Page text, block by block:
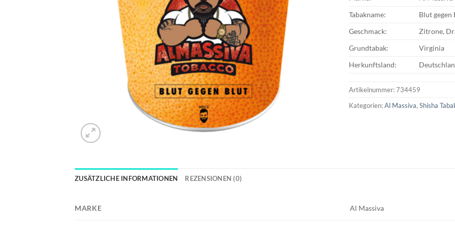
Tabakname:
Blut gegen
Geschmack:
Zitrone,
Grundtabak:
Virginia
Herkunftsland:
Artikelnummer:734459
Kategorien:Al Massiva, Shisha
ZUSÄTZLICHE INFORMATIONEN REZENSIONEN (0)
MARKE Al Massiva